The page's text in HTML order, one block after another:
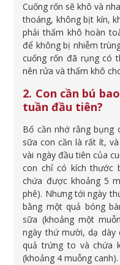
Cuống rốn sẽ khô và
thoáng, không bịt kín,
phải thấm khô hoàn
để không bị nhiễm
cuống rốn đã rụng có
nên rửa và thấm khô
2. Con cần bú
tuần đầu tiên?
Bố cần nhớ rằng
sữa con cần là rất ít,
vài ngày đầu tiên của
con chỉ có kích thước
chứa được khoảng 5
phê). Nhưng tới ngày
bằng một quả bóng
sữa (khoảng một
ngày thứ mười, dạ dày
quả trứng to và chứa
(khoảng 4 muỗng canh).